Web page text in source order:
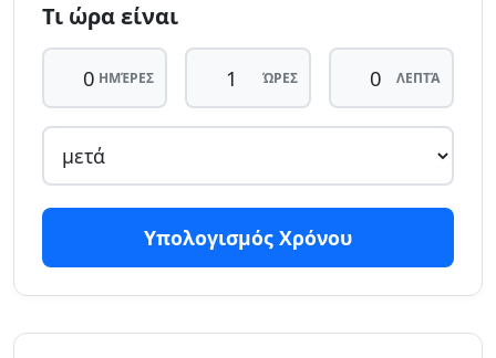
Τι ώρα είναι
ΗΜΈΡΕΣ ΏΡΕΣ ΛΕΠΤΆ
Υπολογισμός Χρόνου